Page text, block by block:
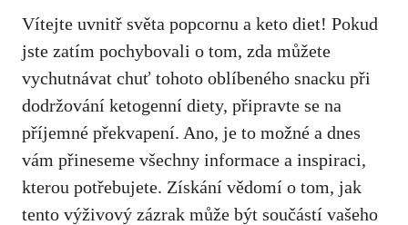
Vítejte uvnitř světa⁢ popcornu a keto diet! Pokud
jste zatím pochybovali o tom, ⁢zda⁤ můžete
vychutnávat chuť tohoto oblíbeného snacku při
dodržování ketogenní diety, připravte se na
příjemné překvapení. Ano, je to​ možné a⁣ dnes
vám‌ přineseme všechny informace a inspiraci,
kterou​ potřebujete. Získání vědomí ‌o tom, jak
tento výživový ⁢zázrak může být ⁣součástí vašeho